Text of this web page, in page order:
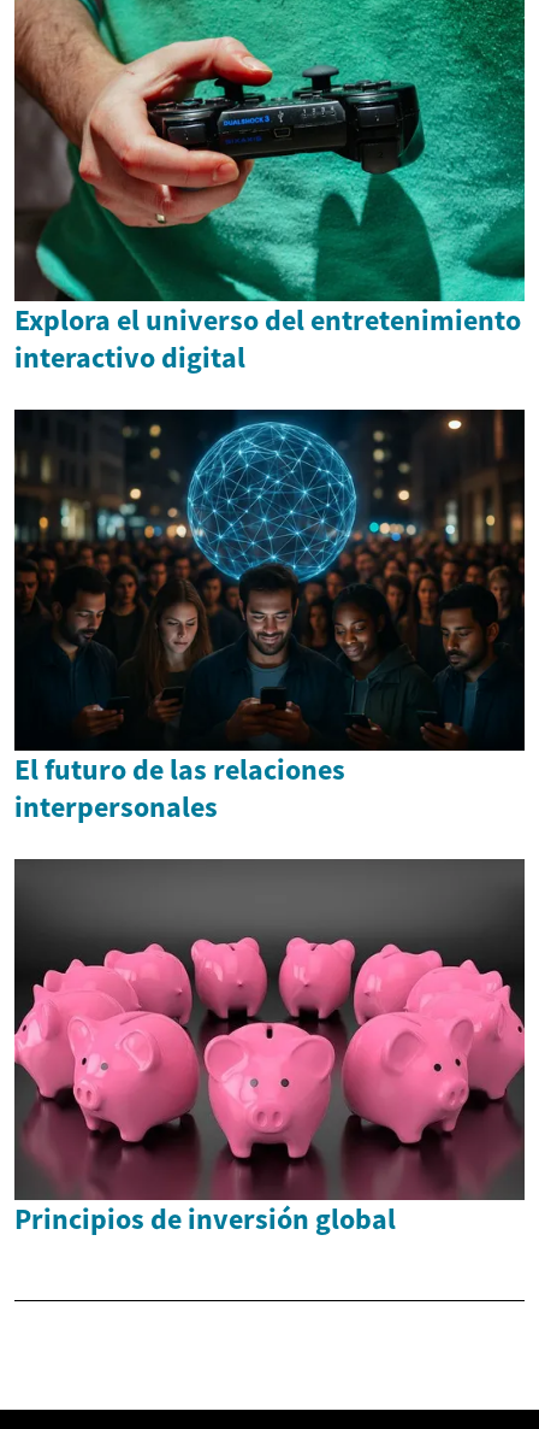
Explora el universo del entretenimiento
interactivo digital
El futuro de las relaciones
interpersonales
Principios de inversión global